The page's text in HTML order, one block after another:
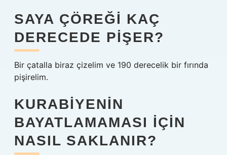
SAYA ÇÖREĞI KAÇ
DERECEDE PIŞER?
Bir çatalla biraz çizelim ve 190 derecelik bir fırında
pişirelim.
KURABIYENIN
BAYATLAMAMASI IÇIN
NASIL SAKLANIR?